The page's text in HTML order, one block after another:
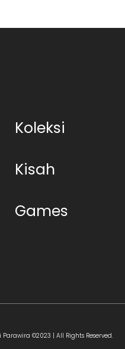
Koleksi
Kisah
Games
©2023 | All Rights Reserved.